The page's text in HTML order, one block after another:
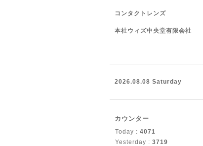
コンタクトレンズ
本社ウィズ中央堂有限会社
2026.08.08 Saturday
カウンター
Today : 4071
Yesterday : 3719